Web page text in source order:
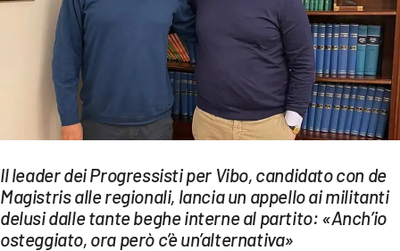
EVENTI
SPORT
Streaming
LAC TV
LAC NETWORK
LAC ONAIR
Il leader dei Progressisti per Vibo, candidato con de
Magistris alle regionali, lancia un appello ai militanti
delusi dalle tante beghe interne al partito: «Anch’io
osteggiato, ora però c’è un’alternativa»